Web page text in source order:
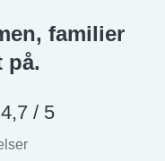
familier
på.
4,7 / 5